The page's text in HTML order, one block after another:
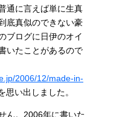
通に言えば単に生真
底真似のできない豪
ブログに日伊のオイ
いたことがあるので
2006/12/made-in-
思い出しました。
ん。2006年に書いた